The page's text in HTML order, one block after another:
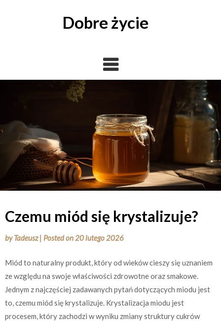
Dobre życie
Czemu miód się krystalizuje?
byTadeusz | Posted on20 lutego 2026
Miód to naturalny produkt, który od wieków cieszy się uznaniem
ze względu na swoje właściwości zdrowotne oraz smakowe.
Jednym z najczęściej zadawanych pytań dotyczących miodu jest
to, czemu miód się krystalizuje. Krystalizacja miodu jest
procesem, który zachodzi w wyniku zmiany struktury cukrów